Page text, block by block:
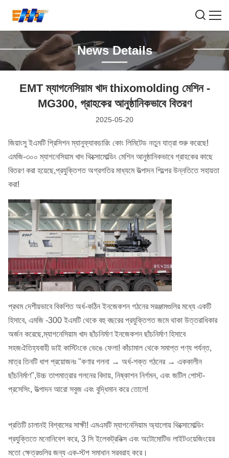
News Details
EMT ম্যাগনেসিয়াম খাদ thixomolding মেশিন -
MG300, গ্রাহকের আনুষ্ঠানিকভাবে বিতরণ
2025-05-20
জিয়াংসু ইএমটি প্রিসিশন ম্যানুফ্যাকচারিং কোং লিমিটেড নতুন যাত্রা শুরু করেছে!
এমজি-৩০০ ম্যাগনেসিয়াম খাদ থিক্সোমোল্ডিং মেশিন আনুষ্ঠানিকভাবে গ্রাহকের কাছে
বিতরণ করা হয়েছে,প্রযুক্তিগত অগ্রগতির মাধ্যমে উত্পাদন শিল্পের উন্নতিতে সহায়তা
করা!
প্রথম দেশীয়ভাবে বিকশিত অর্ধ-কঠিন ইনজেকশন গঠনের সরঞ্জামগুলির মধ্যে একটি
হিসাবে, এমজি -300 ইএমটি থেকে বহু বছরের প্রযুক্তিগত জমে থাকা উত্তরাধিকার
অর্জন করেছে,ম্যাগনেসিয়াম খাদ ছাঁচনির্মাণ ইনজেকশন ছাঁচনির্মাণ হিসাবে
সহজঐতিহ্যবাহী ডাই কাস্টিংকে ভেঙে ফেলা! কাঁচামাল থেকে সমাপ্ত পণ্য পর্যন্ত,
মাত্র তিনটি ধাপ প্রয়োজনঃ "কণার গলনা → অর্ধ-শক্ত গঠনের → এককালীন
ছাঁচনির্মাণ",উচ্চ তাপমাত্রার গলনের বিদায়, নিষ্কাশন নির্গমন, এবং জটিল পোস্ট-
প্রসেসিং, উত্পাদন আরো সবুজ এবং বুদ্ধিমান করে তোলে!
প্রতিটি চালানই বিশ্বাসের সাক্ষী! এমএমটি ম্যাগনেসিয়াম অ্যালোয় থিক্সোমোল্ডিং
প্রযুক্তিতে মনোনিবেশ করে, 3 সি ইলেকট্রনিক্স এবং অটোমোটিভ লাইটওয়েজিংয়ের
মতো ক্ষেত্রগুলির জন্য এক-স্টপ সমাধান সরবরাহ করে।